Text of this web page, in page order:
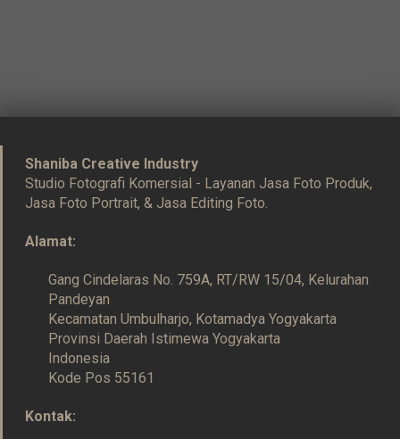
Shaniba Creative Industry
Studio Fotografi Komersial - Layanan Jasa Foto Produk,
Jasa Foto Portrait, & Jasa Editing Foto.
Alamat:
Gang Cindelaras No. 759A, RT/RW 15/04, Kelurahan
Pandeyan
Kecamatan Umbulharjo, Kotamadya Yogyakarta
Provinsi Daerah Istimewa Yogyakarta
Indonesia
Kode Pos 55161
Kontak: